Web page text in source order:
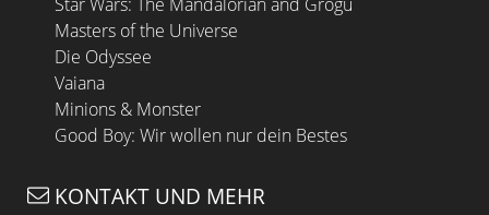
Masters of the Universe
Die Odyssee
Vaiana
Minions & Monster
Good Boy: Wir wollen nur dein Bestes
KONTAKT UND MEHR